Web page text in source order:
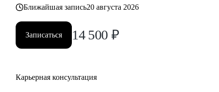
• часто меняли работу;
• захотели вернуться из фриланса, своего бизнеса в найм;
• хотите сменить профессию, но не знаете, как грамотно
построить поиск работы.
Ближайшая запись20 августа 2026
Записаться 14 500 ₽
Карьерная консультация